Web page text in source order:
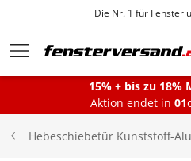
Zum
Die Nr. 1 für Fenster
Fenster
15% + bis zu 18%
Aktion endet in 01
Hebeschiebetür Kunststoff-Alu